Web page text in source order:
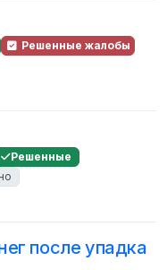
Решенные жалобы
Решенные
после упадка